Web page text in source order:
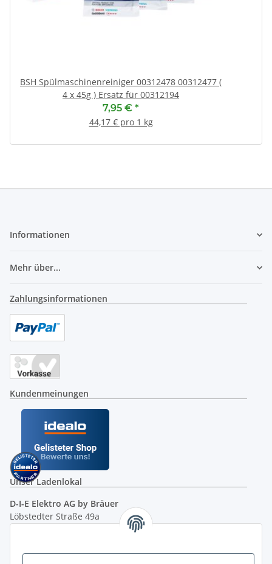
BSH Spülmaschinenreiniger 00312478 00312477 (
4 x 45g ) Ersatz für 00312194
7,95 € *
44,17 € pro 1 kg
Informationen
Mehr über...
Zahlungsinformationen
Kundenmeinungen
Unser Ladenlokal
D-I-E Elektro AG by Bräuer
Löbstedter Straße 49a
( siehe Google-Maps )
Öffnungszeiten: